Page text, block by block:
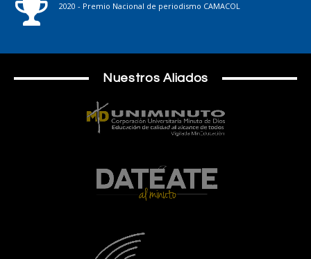
2020 - Premio Nacional de periodismo CAMACOL
Nuestros Aliados